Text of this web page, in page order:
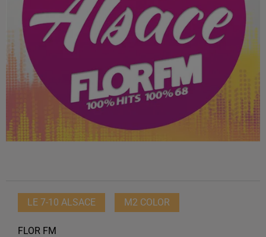
LE 7-10 ALSACE M2 COLOR
FLOR FM